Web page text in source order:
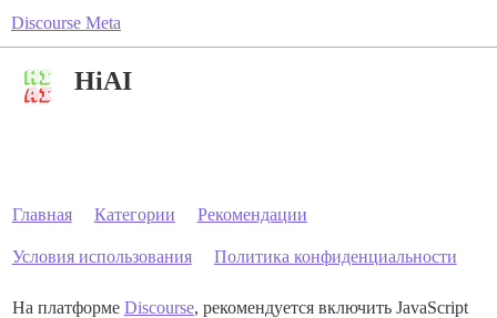
Discourse Meta
HiAI
Главная Категории Рекомендации
Условия использования Политика конфиденциальности
На платформе Discourse, рекомендуется включить JavaScript